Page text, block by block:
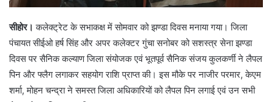
सीहोर। कलेक्ट्रेट के सभाकक्ष में सोमवार को झण्डा दिवस मनाया गया। जिला
पंचायत सीईओ हर्ष सिंह और अपर कलेक्टर गुंचा सनोबर को सशस्त्र सेना झण्डा
दिवस पर सैनिक कल्याण जिला संयोजक एवं भूतपूर्व सैनिक संजय कुलकर्णी ने लैपल
पिन और फ्लैग लगाकर सहयोग राशि प्राप्त की। इस मौके पर नाजीर परमार, केएम
शर्मा, मोहन चन्द्रा ने समस्त जिला अधिकारियों को लैपल पिन लगाई एवं उन सभी